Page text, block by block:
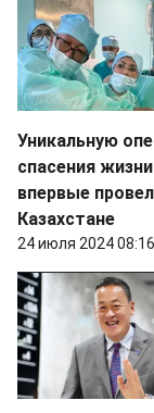
Уникальную
спасения
впервые
Казахстане
24 июля 2024 08:16